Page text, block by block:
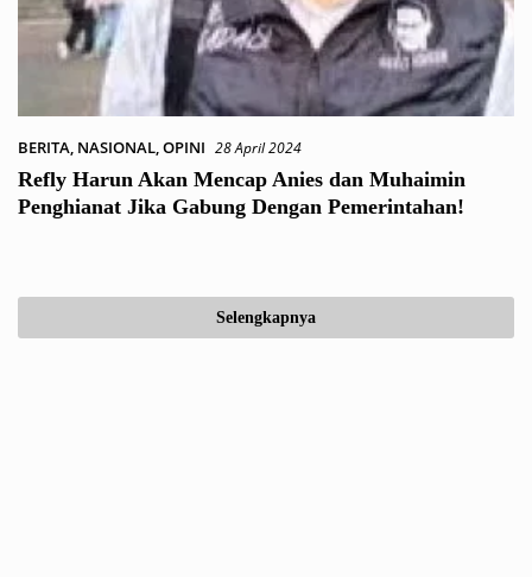
BERITA, NASIONAL,OPINI 28 April 2024
Refly Harun Akan Mencap Anies dan Muhaimin
Penghianat Jika Gabung Dengan Pemerintahan!
Selengkapnya